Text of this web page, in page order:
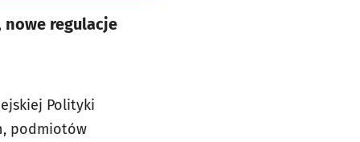
regulacje
Polityki
podmiotów